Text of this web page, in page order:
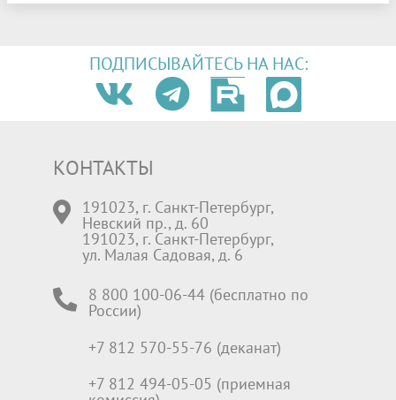
ПОДПИСЫВАЙТЕСЬ НА НАС:
КОНТАКТЫ
191023, г. Санкт-Петербург,
Невский пр., д. 60
191023, г. Санкт-Петербург,
ул. Малая Садовая, д. 6
8 800 100-06-44 (бесплатно по
России)
+7 812 570-55-76 (деканат)
+7 812 494-05-05 (приемная